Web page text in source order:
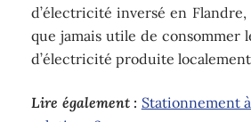
d’électricité inversé en
que jamais utile de consommer
d’électricité produite
Lire également : Stationnement